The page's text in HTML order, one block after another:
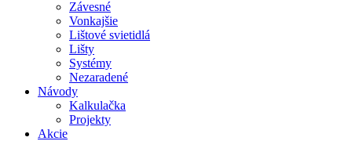
Závesné
Vonkajšie
Lištové svietidlá
Lišty
Systémy
Nezaradené
Návody
Kalkulačka
Projekty
Akcie